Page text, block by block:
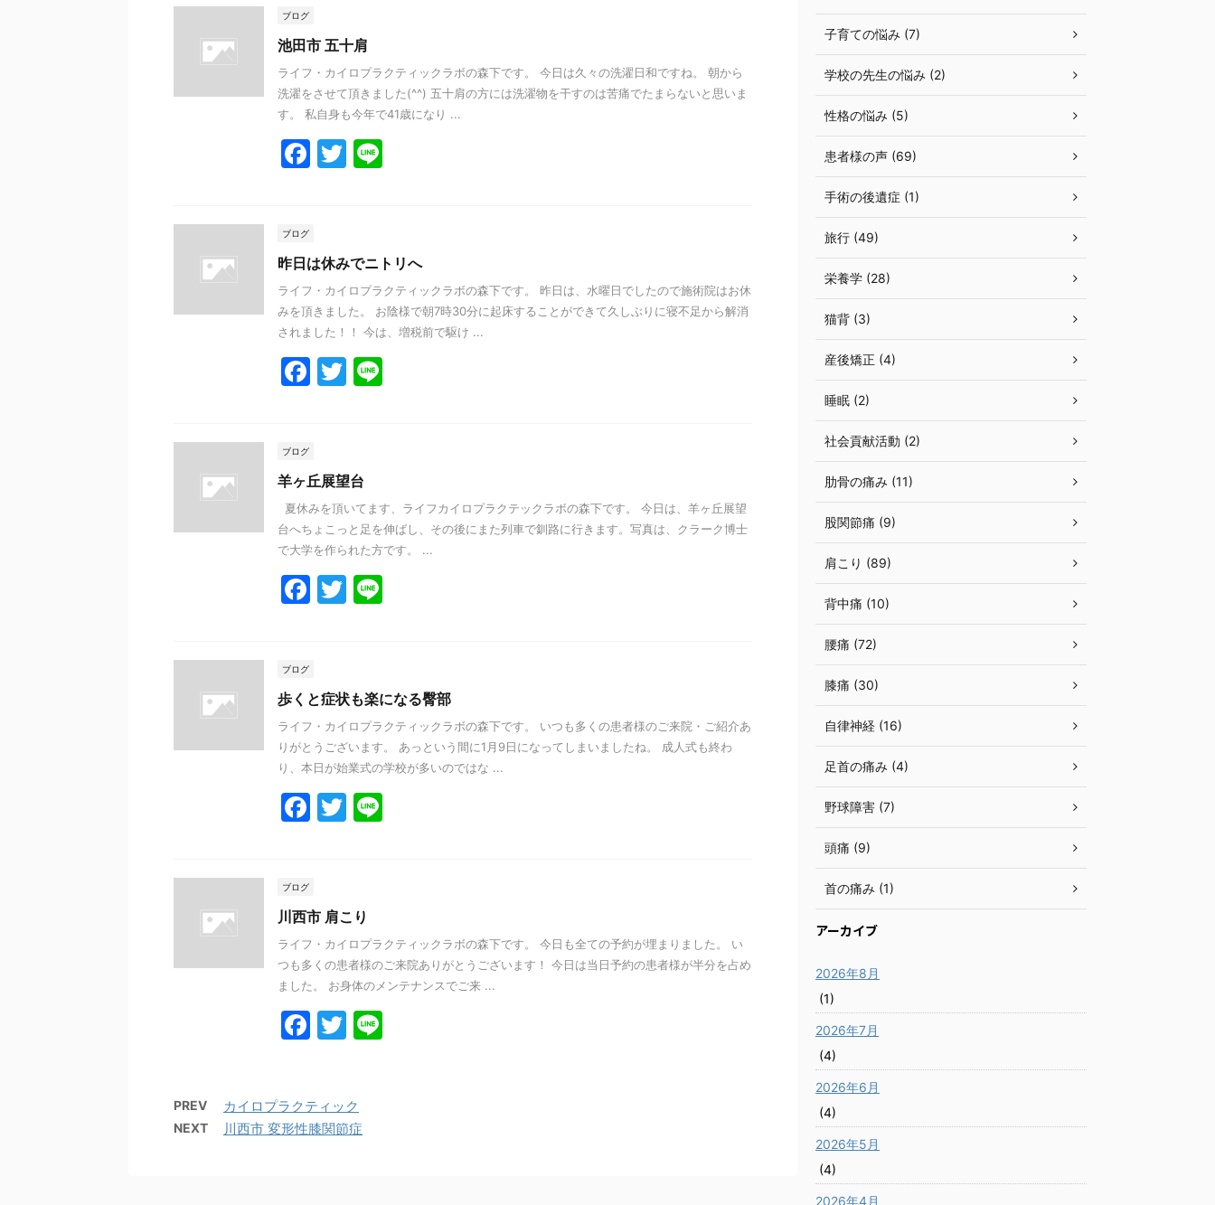
ブログ
池田市 五十肩
ライフ・カイロプラクティックラボの森下です。 今日は久々の洗濯日和ですね。 朝から
洗濯をさせて頂きました(^^) 五十肩の方には洗濯物を干すのは苦痛でたまらないと思いま
す。 私自身も今年で41歳になり ...
F
b
o
o
k
T
ブログ
昨日は休みでニトリへ
ライフ・カイロプラクティックラボの森下です。 昨日は、水曜日でしたので施術院はお休
みを頂きました。 お陰様で朝7時30分に起床することができて久しぶりに寝不足から解消
されました！！ 今は、増税前で駆け ...
F
b
o
o
k
T
ブログ
羊ヶ丘展望台
夏休みを頂いてます、ライフカイロプラクテックラボの森下です。 今日は、羊ヶ丘展望
台へちょこっと足を伸ばし、その後にまた列車で釧路に行きます。写真は、クラーク博士
で大学を作られた方です。 ...
F
b
o
o
k
T
ブログ
歩くと症状も楽になる臀部
ライフ・カイロプラクティックラボの森下です。 いつも多くの患者様のご来院・ご紹介あ
りがとうございます。 あっという間に1月9日になってしまいましたね。 成人式も終わ
り、本日が始業式の学校が多いのではな ...
F
b
o
o
k
T
ブログ
川西市 肩こり
ライフ・カイロプラクティックラボの森下です。 今日も全ての予約が埋まりました。 い
つも多くの患者様のご来院ありがとうございます！ 今日は当日予約の患者様が半分を占め
ました。 お身体のメンテナンスでご来 ...
F
e
b
T
er
PREV カイロプラクティック
NEXT 川西市 変形性膝関節症
子育ての悩み (7)
学校の先生の悩み (2)
性格の悩み (5)
患者様の声 (69)
手術の後遺症 (1)
旅行 (49)
栄養学 (28)
猫背 (3)
産後矯正 (4)
睡眠 (2)
社会貢献活動 (2)
肋骨の痛み (11)
股関節痛 (9)
肩こり (89)
背中痛 (10)
腰痛 (72)
膝痛 (30)
自律神経 (16)
足首の痛み (4)
野球障害 (7)
頭痛 (9)
首の痛み (1)
アーカイブ
2026年8月
(1)
2026年7月
(4)
2026年6月
(4)
2026年5月
(4)
2026年4月